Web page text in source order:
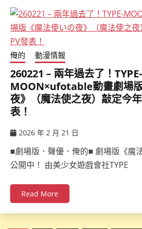
俺的 動漫情報
260221 – 兩年過去了！TYPE-
MOON×ufotable動畫劇場
夜》（魔法使之夜）敲定今
表！
2026 年 2 月 21 日
■劇場版．聲優．俺的■ 劇場版《魔
公開中！ 由美少女遊戲會社TYPE
Read More